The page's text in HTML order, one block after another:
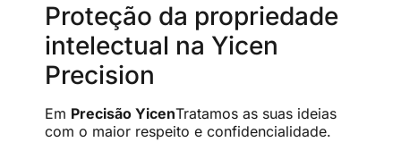
Proteção da propriedade
intelectual na Yicen
Precision
Em Precisão YicenTratamos as suas ideias
com o maior respeito e confidencialidade.